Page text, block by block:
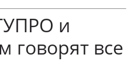
и
говорят все